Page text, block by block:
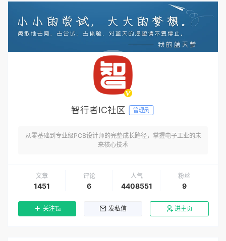
智行者IC社区 管理员
从零基础到专业级PCB设计师的完整成长路径，掌握电子工业的未
来核心技术
文章
1451
评论
6
人气
4408551
粉丝
9
关注Ta 发私信 进主页